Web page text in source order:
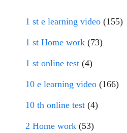
1 st e learning video (155)
1 st Home work (73)
1 st online test (4)
10 e learning video (166)
10 th online test (4)
2 Home work (53)